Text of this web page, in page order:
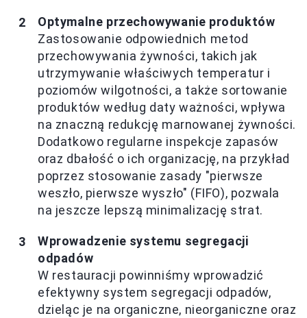
Optymalne przechowywanie produktów
Zastosowanie odpowiednich metod
przechowywania żywności, takich jak
utrzymywanie właściwych temperatur i
poziomów wilgotności, a także sortowanie
produktów według daty ważności, wpływa
na znaczną redukcję marnowanej żywności.
Dodatkowo regularne inspekcje zapasów
oraz dbałość o ich organizację, na przykład
poprzez stosowanie zasady "pierwsze
weszło, pierwsze wyszło" (FIFO), pozwala
na jeszcze lepszą minimalizację strat.
Wprowadzenie systemu segregacji
odpadów
W restauracji powinniśmy wprowadzić
efektywny system segregacji odpadów,
dzieląc je na organiczne, nieorganiczne oraz